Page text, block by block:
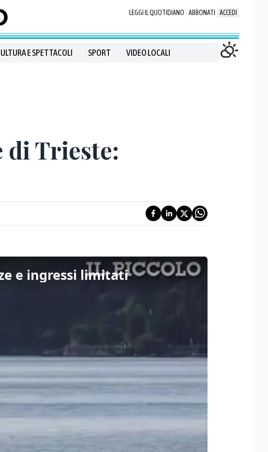
LEGGI IL QUOTIDIANO ABBONATI ACCEDI
E SPETTACOLI SPORT VIDEO LOCALI
di Trieste:
e ingressi limitati